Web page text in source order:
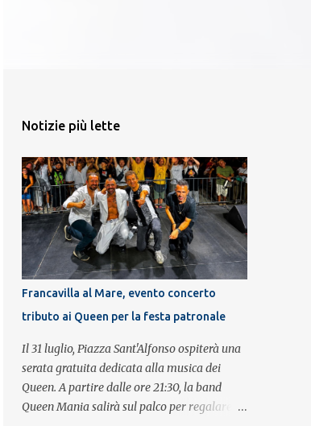
Notizie più lette
Francavilla al Mare, evento concerto
tributo ai Queen per la festa patronale
Il 31 luglio, Piazza Sant'Alfonso ospiterà una
serata gratuita dedicata alla musica dei
Queen. A partire dalle ore 21:30, la band
Queen Mania salirà sul palco per regalare al